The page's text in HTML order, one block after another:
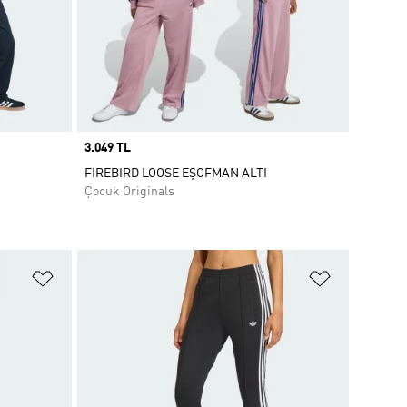
Price
3.049 TL
FIREBIRD LOOSE EŞOFMAN ALTI
Çocuk Originals
Favori Listesine Ekle